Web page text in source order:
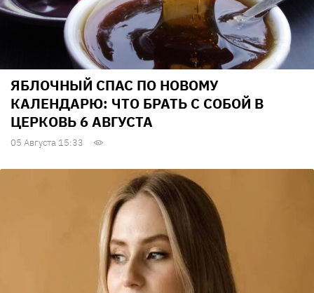
ЯБЛОЧНЫЙ СПАС ПО НОВОМУ
КАЛЕНДАРЮ: ЧТО БРАТЬ С СОБОЙ В
ЦЕРКОВЬ 6 АВГУСТА
05 Августа 15:33